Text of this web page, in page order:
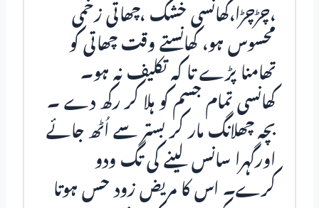
،چڑچڑا،کھانسی خشک ،چھاتی زخمی
محسوس ہو، کھانستے وقت چھاتی کو
تھامنا پڑے تا کہ تکلیف نہ ہو۔
کھانسی تمام جسم کو ہلا کر رکھ دے ۔
بچہ چھلانگ مار کر بستر سے اُٹھ جائے
اورگہرا سانس لینے کی تگ ودو
کرے۔ اس کا مریض زود حس ہوتا